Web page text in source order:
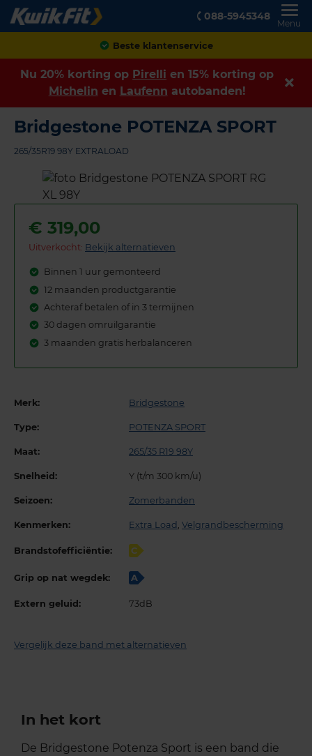
088-5945348
Menu
Achteraf betalen
Nu 20% korting op Pirelli en 15% korting op
Michelin en Laufenn autobanden!
Bridgestone POTENZA SPORT
265/35R19 98Y EXTRALOAD
€ 319,00
Uitverkocht: Bekijk alternatieven
Binnen 1 uur gemonteerd
12 maanden productgarantie
Achteraf betalen of in 3 termijnen
30 dagen omruilgarantie
3 maanden gratis herbalanceren
Merk: Bridgestone
Type: POTENZA SPORT
Maat: 265/35 R19 98Y
Snelheid: Y (t/m 300 km/u)
Seizoen: Zomerbanden
Kenmerken: Extra Load , Velgrandbescherming
Brandstofefficiëntie: C
Grip op nat wegdek: A
Extern geluid: 73dB
Vergelijk deze band met alternatieven
In het kort
De Bridgestone Potenza Sport is een band die